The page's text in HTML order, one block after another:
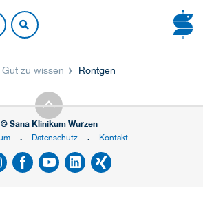
Gut zu wissen Röntgen
© Sana Klinikum Wurzen
Datenschutz Kontakt